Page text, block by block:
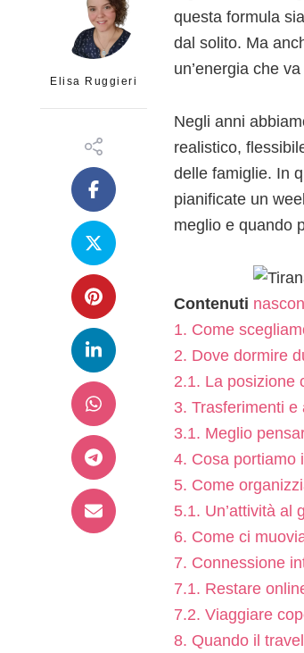
Elisa Ruggieri
questa formula
dal solito. Ma
un’energia che
Negli anni
realistico,
delle famiglie. In
pianificate un
meglio e quando
Contenuti
1. Come
2. Dove dormire
2.1. La posizione
3. Trasferimenti e
3.1. Meglio
4. Cosa portiamo
5. Come
5.1. Un’attività al
6. Come ci
7. Connessione
7.1. Restare
7.2. Viaggiare
8. Quando il